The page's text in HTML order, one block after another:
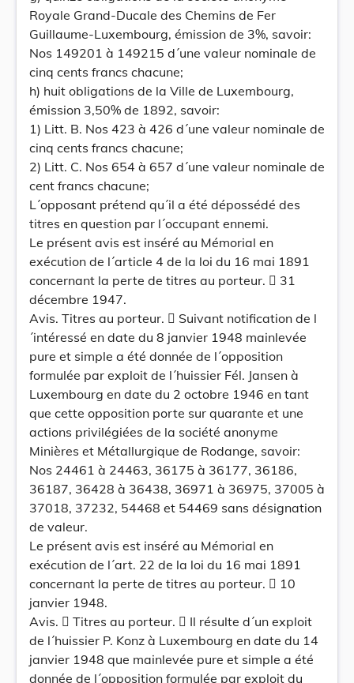
Royale Grand-Ducale des Chemins de Fer
Guillaume-Luxembourg, émission de 3%, savoir:
Nos 149201 à 149215 d´une valeur nominale de
cinq cents francs chacune;
h) huit obligations de la Ville de Luxembourg,
émission 3,50% de 1892, savoir:
1) Litt. B. Nos 423 à 426 d´une valeur nominale de
cinq cents francs chacune;
2) Litt. C. Nos 654 à 657 d´une valeur nominale de
cent francs chacune;
L´opposant prétend qu´il a été dépossédé des
titres en question par l´occupant ennemi.
Le présent avis est inséré au Mémorial en
exécution de l´article 4 de la loi du 16 mai 1891
concernant la perte de titres au porteur.  31
décembre 1947.
Avis. Titres au porteur.  Suivant notification de l
´intéressé en date du 8 janvier 1948 mainlevée
pure et simple a été donnée de l´opposition
formulée par exploit de l´huissier Fél. Jansen à
Luxembourg en date du 2 octobre 1946 en tant
que cette opposition porte sur quarante et une
actions privilégiées de la société anonyme
Minières et Métallurgique de Rodange, savoir:
Nos 24461 à 24463, 36175 à 36177, 36186,
36187, 36428 à 36438, 36971 à 36975, 37005 à
37018, 37232, 54468 et 54469 sans désignation
de valeur.
Le présent avis est inséré au Mémorial en
exécution de l´art. 22 de la loi du 16 mai 1891
concernant la perte de titres au porteur.  10
janvier 1948.
Avis.  Titres au porteur.  Il résulte d´un exploit
de l´huissier P. Konz à Luxembourg en date du 14
janvier 1948 que mainlevée pure et simple a été
donnée de l´opposition formulée par exploit du